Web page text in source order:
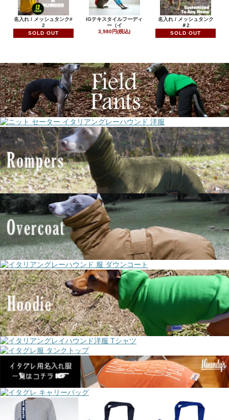
名入れ / メッシュタンク#
2
SOLD OUT
IGテキスタイルフーディ
ー（イ
3,980円(税込)
名入れ / メッシュタンク
＃2
SOLD OUT